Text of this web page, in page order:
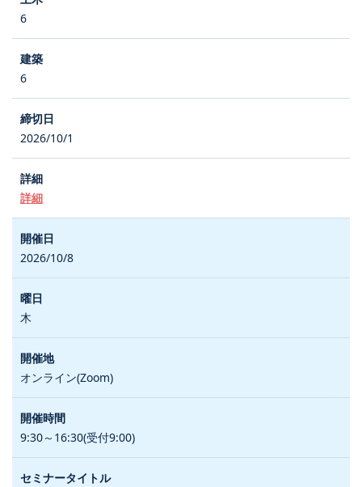
6
6
2026/10/1
詳細
2026/10/8
木
オンライン(Zoom)
9:30～16:30(受付9:00)